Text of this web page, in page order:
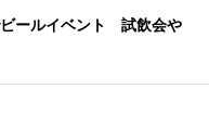
ビールイベント 試飲会や